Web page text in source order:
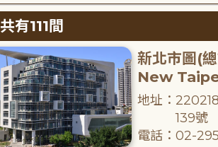
共有111間
新北市圖(
New
地址：
139號
電話：02-